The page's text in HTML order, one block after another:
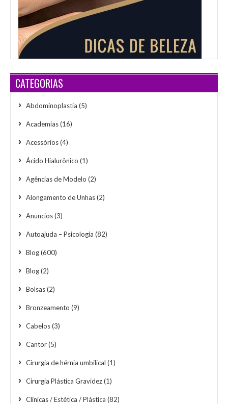
CATEGORIAS
Abdominoplastia (5)
Academias(16)
Acessórios(4)
Ácido Hialurônico (1)
Agências de Modelo (2)
Alongamento de Unhas(2)
Anuncios(3)
Autoajuda – Psicologia (82)
Blog(600)
Blog(2)
Bolsas(2)
Bronzeamento (9)
Cabelos(3)
Cantor(5)
Cirurgia de hérnia umbilical (1)
Cirurgia Plástica Gravidez(1)
Clínicas / Estética / Plástica (82)